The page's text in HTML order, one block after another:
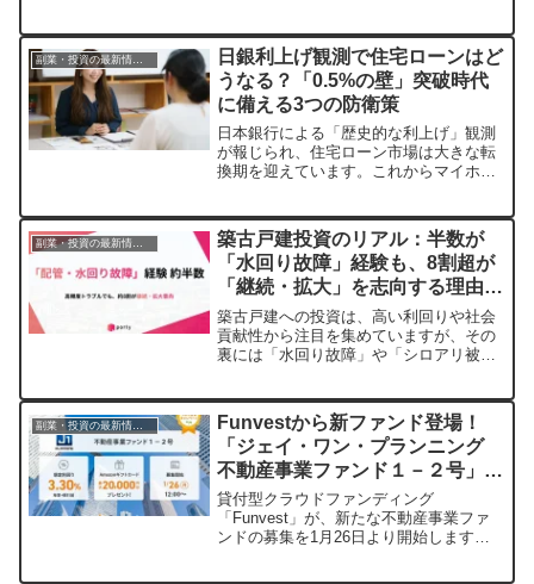
テック東京ストアで開催しました。北欧
旅行への潜在的なニーズを持つミレニア
ル世代を対象に、フィンランド・ヘルシ
ンキの魅力を体験談を通じて伝え、フィ
ンエアーへの関心を高めることを目的と
した本イベントの様子をお届けします。
副業・投資の最新情報まとめ
日銀利上げ観測で住宅ローンはど
うなる？「0.5%の壁」突破時代
に備える3つの防衛策
日本銀行による「歴史的な利上げ」観測
が報じられ、住宅ローン市場は大きな転
換期を迎えています。これからマイホー
が提言する金利上昇局面での住宅ローン
防衛策と、不安を解消するための無料シ
ミュレーションについてご紹介します。
築古戸建投資のリアル：半数が
「水回り故障」経験も、8割超が
「継続・拡大」を志向する理由と
は？
築古戸建への投資は、高い利回りや社会
貢献性から注目を集めていますが、その
裏には「水回り故障」や「シロアリ被
資家の約9割が瑕疵への不安を抱えながら
も、なぜ8割以上が投資継続・拡大を望む
のか？その実態と魅力に迫ります。
Funvestから新ファンド登場！
「ジェイ・ワン・プランニング
不動産事業ファンド１－２号」で
年率3.30％を目指し、最大20,000
円分のAmazonギフトカードも！
貸付型クラウドファンディング
「Funvest」が、新たな不動産事業ファ
ンドの募集を1月26日より開始します。